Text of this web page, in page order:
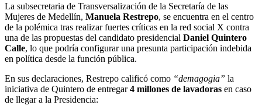
La subsecretaria de Transversalización de la Secretaría de las
Mujeres de Medellín, Manuela Restrepo, se encuentra en el centro
de la polémica tras realizar fuertes críticas en la red social X contra
una de las propuestas del candidato presidencial Daniel Quintero
Calle, lo que podría configurar una presunta participación indebida
en política desde la función pública.
En sus declaraciones, Restrepo calificó como “demagogia” la
iniciativa de Quintero de entregar4 millones de lavadoras en caso
de llegar a la Presidencia: